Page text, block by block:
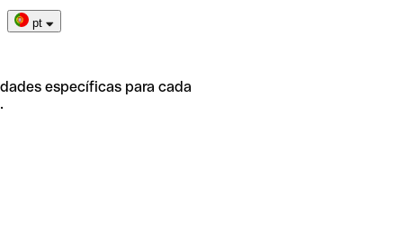
pt
específicas para cada